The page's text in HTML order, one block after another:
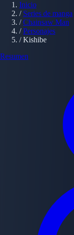
Inicio
/ Series de manga
/ Chainsaw Man
/ Personajes
/ Kishibe
Resumen